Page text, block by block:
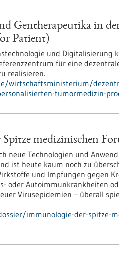
Gentherapeutika in
Patient)
und Digitalisierung
für eine
realisieren.
wirtschaftsministerium/
tumormedizin-
medizinischen
neue Technologien und
ist heute kaum noch zu
und Impfungen gegen
oder Autoimmunkrankheiten
Virusepidemien – überall
immunologie-der-spitze-